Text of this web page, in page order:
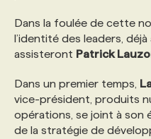
FAQ
Dans la foulée de cette
l’identité des leaders, déjà
assisteront Patrick
Dans un premier temps,
vice-président, produits
opérations, se joint à son
de la stratégie de